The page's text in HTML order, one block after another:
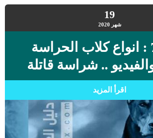
19
شهر 2020
افضل 7 : انواع كلاب الحراسة
.. شراسة قاتلة
اقرأ المزيد